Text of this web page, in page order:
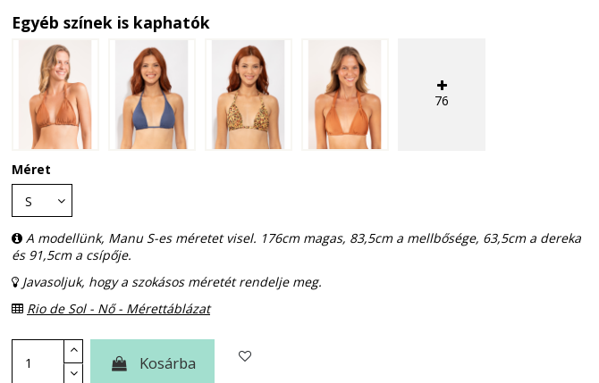
Egyéb színek is kaphatók
76
Méret
A modellünk, Manu S-es méretet visel. 176cm magas, 83,5cm a mellbősége, 63,5cm a dereka
és 91,5cm a csípője.
Javasoljuk, hogy a szokásos méretét rendelje meg.
Rio de Sol - Nő - Mérettáblázat
Kosárba